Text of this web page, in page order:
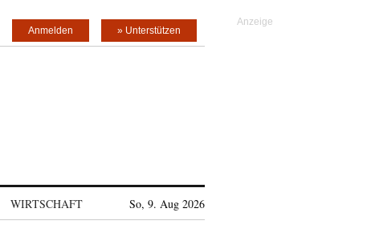
» Unterstützen
Anmelden
WIRTSCHAFT So, 9. Aug 2026